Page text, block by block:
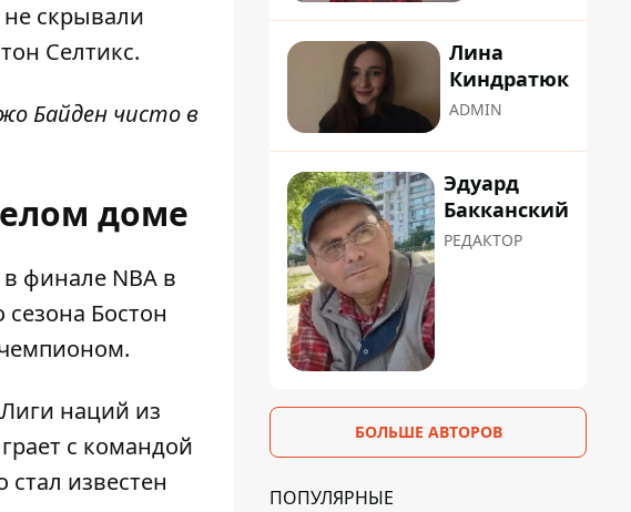
скрывали
Селтикс.
Байден чисто в
доме
финале NBA в
Бостон
наций из
с командой
стал известен
Лина
Киндратюк
ADMIN
Эдуард
Бакканский
РЕДАКТОР
БОЛЬШЕ АВТОРОВ
ПОПУЛЯРНЫЕ